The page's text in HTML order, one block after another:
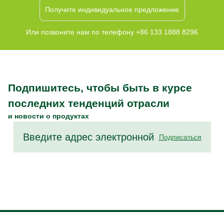
Получите индивидуальное предложение
Или позвоните нам по телефону +86 133 1888 8296
Подпишитесь, чтобы быть в курсе
последних тенденций отрасли
и новости о продуктах
Подписаться